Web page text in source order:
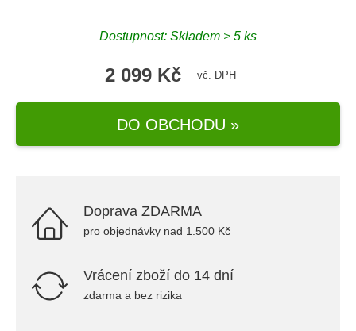
Dostupnost: Skladem > 5 ks
2 099 Kč vč. DPH
DO OBCHODU »
Doprava ZDARMA
pro objednávky nad 1.500 Kč
Vrácení zboží do 14 dní
zdarma a bez rizika